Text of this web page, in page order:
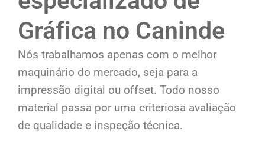
Gráfica no Caninde
Nós trabalhamos apenas com o melhor
maquinário do mercado, seja para a
impressão digital ou offset. Todo nosso
material passa por uma criteriosa avaliação
de qualidade e inspeção técnica.